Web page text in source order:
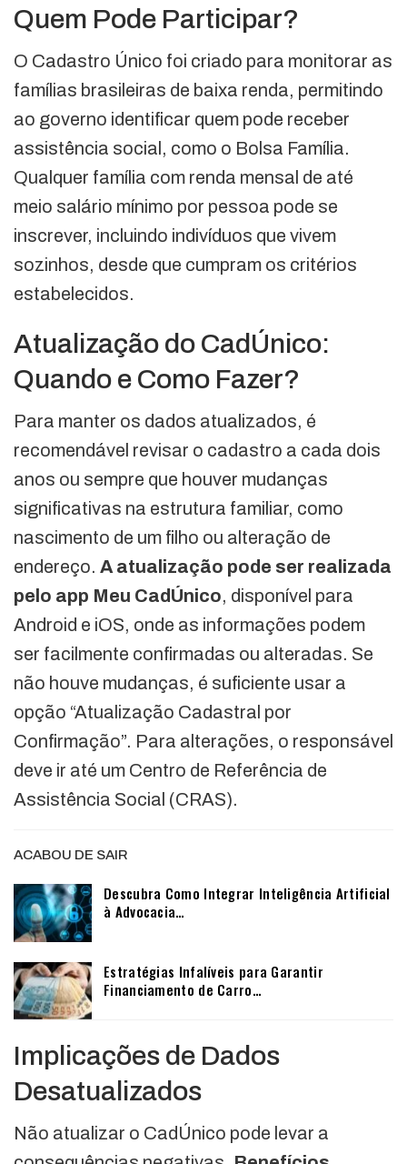
Quem Pode Participar?
O Cadastro Único foi criado para monitorar as
famílias brasileiras de baixa renda, permitindo
ao governo identificar quem pode receber
assistência social, como o Bolsa Família.
Qualquer família com renda mensal de até
meio salário mínimo por pessoa pode se
inscrever, incluindo indivíduos que vivem
sozinhos, desde que cumpram os critérios
estabelecidos.
Atualização do CadÚnico:
Quando e Como Fazer?
Para manter os dados atualizados, é
recomendável revisar o cadastro a cada dois
anos ou sempre que houver mudanças
significativas na estrutura familiar, como
nascimento de um filho ou alteração de
endereço. A atualização pode ser realizada
pelo app Meu CadÚnico, disponível para
Android e iOS, onde as informações podem
ser facilmente confirmadas ou alteradas. Se
não houve mudanças, é suficiente usar a
opção “Atualização Cadastral por
Confirmação”. Para alterações, o responsável
deve ir até um Centro de Referência de
Assistência Social (CRAS).
ACABOU DE SAIR
Descubra Como Integrar Inteligência Artificial
à Advocacia…
Estratégias Infalíveis para Garantir
Financiamento de Carro…
Implicações de Dados
Desatualizados
Não atualizar o CadÚnico pode levar a